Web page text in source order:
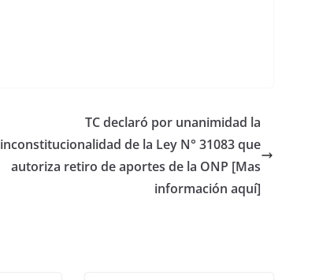
TC declaró por unanimidad la
inconstitucionalidad de la Ley N° 31083 que
autoriza retiro de aportes de la ONP [Mas
información aquí]